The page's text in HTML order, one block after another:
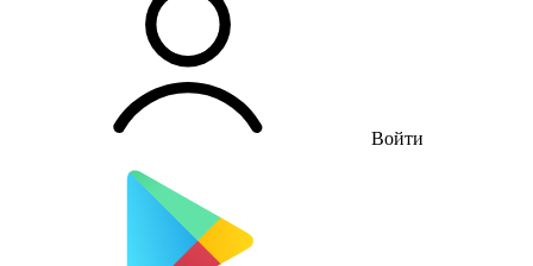
Войти